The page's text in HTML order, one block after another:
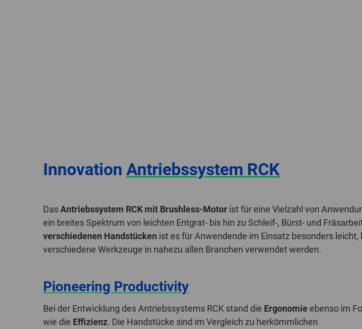
Innovation Antriebssystem RCK
DasAntriebssystem RCK mit Brushless-Motor ist für eine Vielzahl von
ein breites Spektrum von leichten Entgrat- bis hin zu Schleif-, Bürst- und
verschiedenen Handstücken ist es für Anwendende im Einsatz besonders
verschiedene Werkzeuge in nahezu allen Branchen verwendet werden.
Pioneering Productivity
Bei der Entwicklung des Antriebssystems RCK stand die Ergonomie ebenso im
wie die Effizienz. Die Handstücke sind im Vergleich zu herkömmlichen